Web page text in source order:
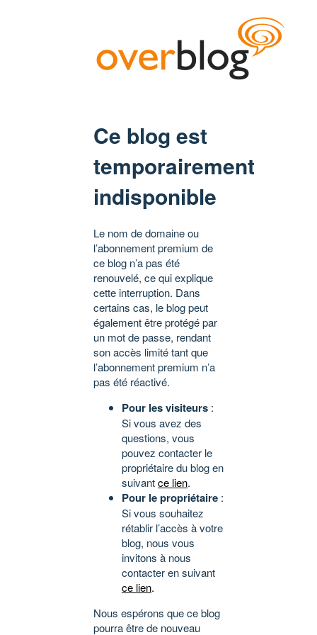
Ce blog est
temporairement
indisponible
Le nom de domaine ou
l’abonnement premium de
ce blog n’a pas été
renouvelé, ce qui explique
cette interruption. Dans
certains cas, le blog peut
également être protégé par
un mot de passe, rendant
son accès limité tant que
l’abonnement premium n’a
pas été réactivé.
Pour les visiteurs :
Si vous avez des
questions, vous
pouvez contacter le
propriétaire du blog en
suivantce lien.
Pour le propriétaire :
Si vous souhaitez
rétablir l’accès à votre
blog, nous vous
invitons à nous
contacter en suivant
ce lien.
Nous espérons que ce blog
pourra être de nouveau